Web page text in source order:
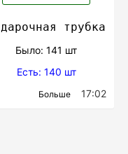
трубка
Было: 141 шт
Есть: 140 шт
Больше 17:02